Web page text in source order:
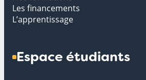
Les financements
L’apprentissage
Espace étudiants